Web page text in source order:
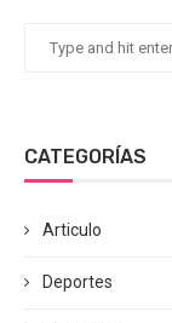
CATEGORÍAS
Articulo
Deportes